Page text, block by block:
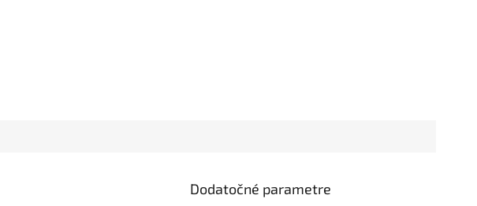
Dodatočné parametre